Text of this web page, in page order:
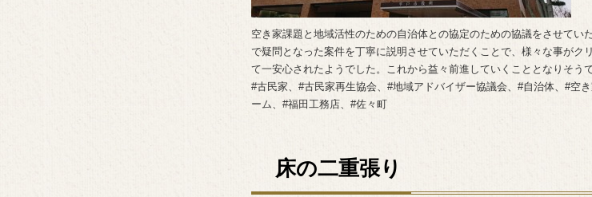
空き家課題と地域活性のための自治体との協定のための協議をさせてい
で疑問となった案件を丁寧に説明させていただくことで、様々な事がク
て一安心されたようでした。これから益々前進していくこととなりそうで
#古民家、#古民家再生協会、#地域アドバイザー協議会、#自治体、#空
ーム、#福田工務店、#佐々町
床の二重張り